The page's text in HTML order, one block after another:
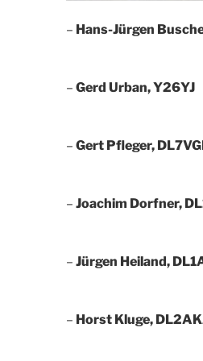
– Hans-Jürgen
– Gerd Urban, Y26YJ
– Gert Pfleger,
– Joachim Dorfner,
– Jürgen Heiland,
– Horst Kluge,